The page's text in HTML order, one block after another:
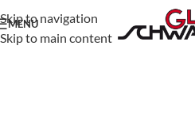
Skip to navigation
Skip to main content
MENU